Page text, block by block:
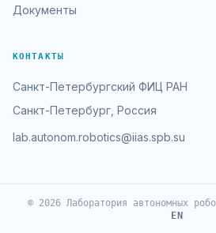
Документы
КОНТАКТЫ
Санкт-Петербургский ФИЦ РАН
Санкт-Петербург, Россия
lab.autonom.robotics@iias.spb.su
© 2026 Лаборатория автономных
EN